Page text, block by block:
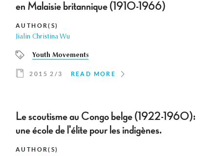
en Malaisie britannique (1910-1966)
AUTHOR(S)
Jialin Christina Wu
Youth Movements
2015 2/3 READ MORE
Le scoutisme au Congo belge (1922-1960):
une école de l'élite pour les indigènes.
AUTHOR(S)